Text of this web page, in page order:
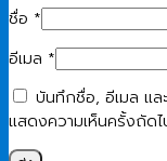
ชื่อ *
อีเมล *
บันทึกชื่อ, อีเมล แล
แสดงความเห็นครั้งถัดไ